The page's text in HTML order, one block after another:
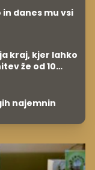
danes mu vsi
kraj, kjer lahko
že od 10
najemnin